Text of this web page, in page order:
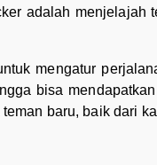
adalah
mengatur
bisa
baru, baik dari